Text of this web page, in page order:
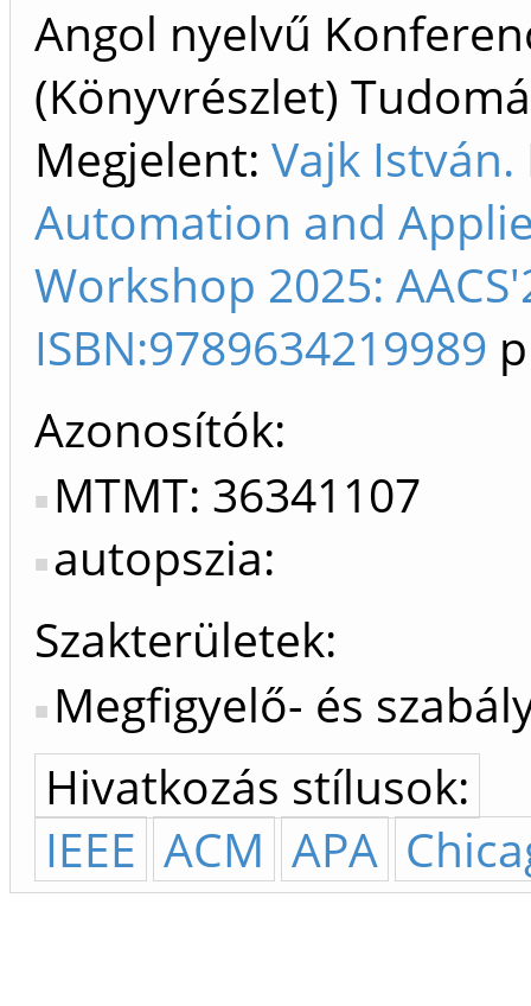
Angol nyelvű
(Könyvrészlet)
Megjelent: Vajk
Automation and
Workshop 2025:
ISBN:9789634219989
Azonosítók
MTMT: 36341107
autopszia:
Szakterületek:
Megfigyelő- és
Hivatkozás stílusok:
IEEE ACM APA